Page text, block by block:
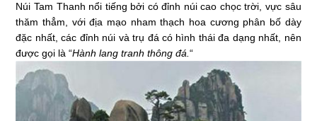
Núi Tam Thanh nổi tiếng bởi có đỉnh núi cao chọc trời, vực sâu
thăm thẳm, với địa mạo nham thạch hoa cương phân bố dày
đặc nhất, các đỉnh núi và trụ đá có hình thái đa dạng nhất, nên
được gọi là “Hành lang tranh thông đá.“